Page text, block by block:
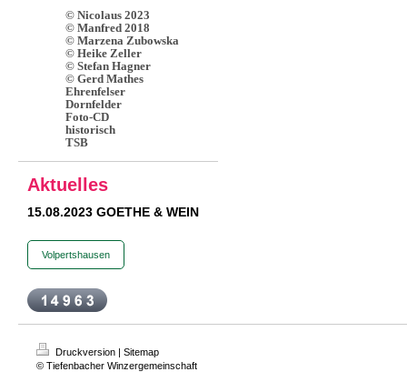
© Nicolaus 2023
© Manfred 2018
© Marzena Zubowska
© Heike Zeller
© Stefan Hagner
© Gerd Mathes
Ehrenfelser
Dornfelder
Foto-CD
historisch
TSB
Aktuelles
15.08.2023 GOETHE & WEIN
Volpertshausen
Druckversion | Sitemap
© Tiefenbacher Winzergemeinschaft